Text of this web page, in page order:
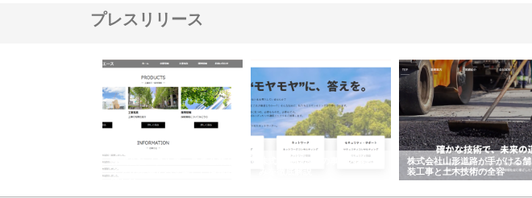
プレスリリース
イトが提供する充実した情報内
株式会社ＣＳＡの事業内容と強
株式会社山形道路が手がける舗
装工事と土木技術の全容